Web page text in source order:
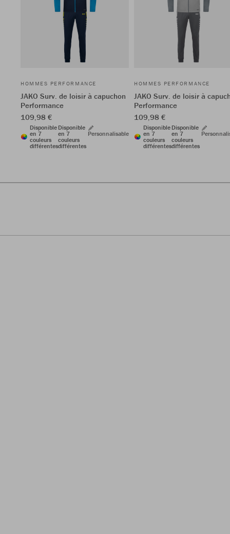
HOMMES PERFORMANCE
JAKO Surv. de loisir à capuchon
Performance
109,98 €
Disponible
en 7
couleurs
différentes
Disponible
en 7
couleurs
différentes
Personnalisable
HOMMES PERFORMANCE
JAKO Surv. de loisir à
Performance
109,98 €
Disponible
en 7
couleurs
différentes
Disponible
en 7
couleurs
différentes